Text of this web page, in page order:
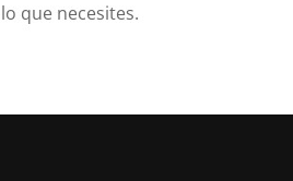
que necesites.